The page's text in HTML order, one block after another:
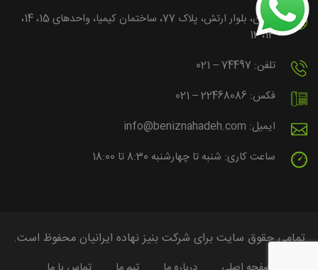
تهران، بلوار ارتش، پلاک 77، ساختمان کیمیا، واحدهای 15، 14،
13، 12
تلفن: 74497 – 021
فکس: 22468086 – 021
ایمیل: info@beniznahadeh.com
ساعت کاری: شنبه تا چهارشنبه 8:30 تا 18:00
تمامی حقوق سایت برای شرکت بنیز نهاده ایرانیان محفوظ است.